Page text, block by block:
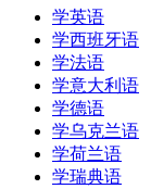
学英语
学西班牙语
学法语
学意大利语
学德语
学乌克兰语
学荷兰语
学瑞典语